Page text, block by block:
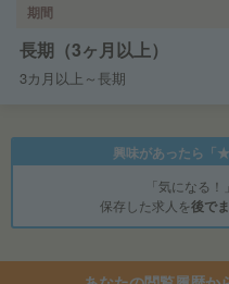
期間
長期（3ヶ月以上）
3カ月以上～長期
興味があったら「
「気になる！
保存した求人を後で